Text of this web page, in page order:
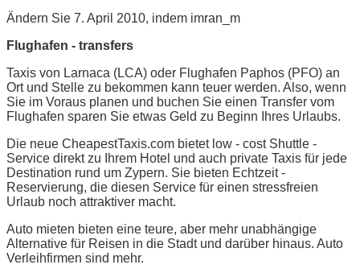
Ändern Sie 7. April 2010, indem imran_m
Flughafen - transfers
Taxis von Larnaca (LCA) oder Flughafen Paphos (PFO) an
Ort und Stelle zu bekommen kann teuer werden. Also, wenn
Sie im Voraus planen und buchen Sie einen Transfer vom
Flughafen sparen Sie etwas Geld zu Beginn Ihres Urlaubs.
Die neue CheapestTaxis.com bietet low - cost Shuttle -
Service direkt zu Ihrem Hotel und auch private Taxis für jede
Destination rund um Zypern. Sie bieten Echtzeit -
Reservierung, die diesen Service für einen stressfreien
Urlaub noch attraktiver macht.
Auto mieten bieten eine teure, aber mehr unabhängige
Alternative für Reisen in die Stadt und darüber hinaus. Auto
Verleihfirmen sind mehr.